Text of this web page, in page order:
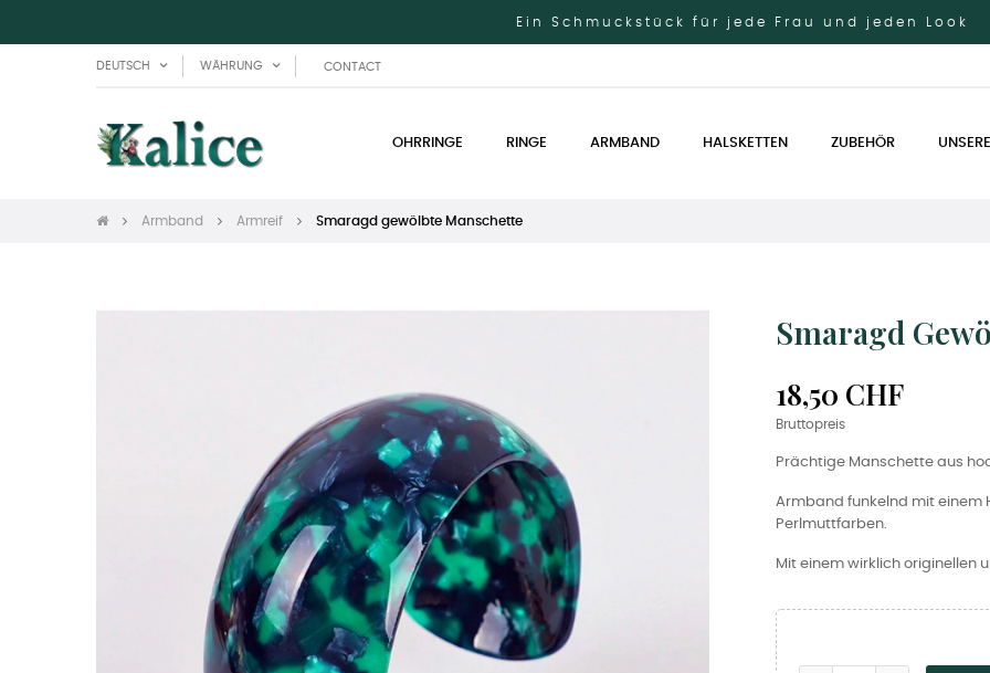
Ein Schmuckstück für jede Frau und jeden Look
DEUTSCH WÄHRUNG CONTACT
OHRRINGE RINGE ARMBAND HALSKETTEN ZUBEHÖR
Armband Armreif Smaragd gewölbte Manschette
Smaragd
18,50 CHF
Bruttopreis
Prächtige Manschette aus
Armband funkelnd mit einem
Perlmuttfarben.
Mit einem wirklich originellen